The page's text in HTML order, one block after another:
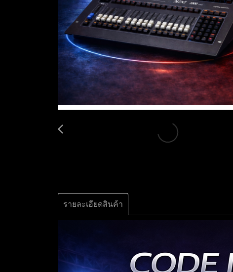
รายละเอียดสินค้า